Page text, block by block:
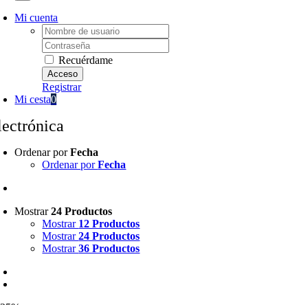
Mi cuenta
Username:
Password:
Recuérdame
Registrar
Mi cesta0
Ordenar porFecha
Ordenar porFecha
Mostrar24 Productos
Mostrar 12 Productos
Mostrar24 Productos
Mostrar36 Productos